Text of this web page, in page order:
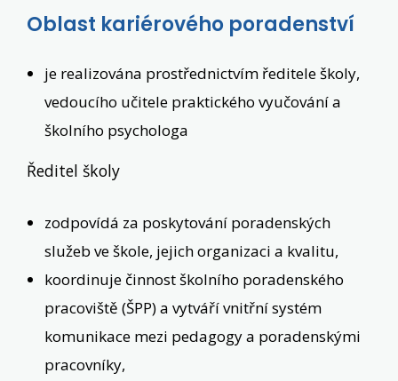
Oblast kariérového poradenství
je realizována prostřednictvím ředitele školy,
vedoucího učitele praktického vyučování a
školního psychologa
Ředitel školy
zodpovídá za poskytování poradenských
služeb ve škole, jejich organizaci a kvalitu,
koordinuje činnost školního poradenského
pracoviště (ŠPP) a vytváří vnitřní systém
komunikace mezi pedagogy a poradenskými
pracovníky,